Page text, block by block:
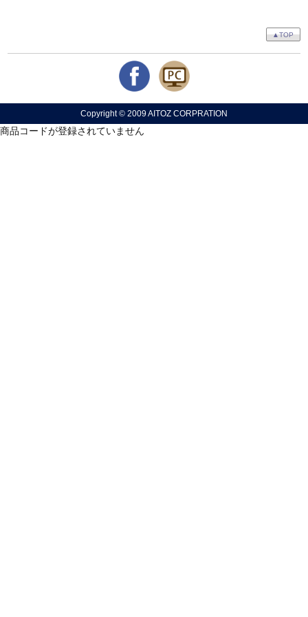
▲TOP
Copyright © 2009 AITOZ CORPRATION
商品コードが登録されていません